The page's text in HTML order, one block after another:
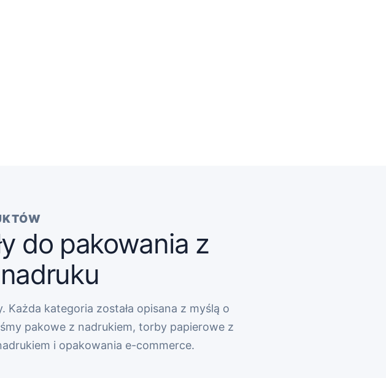
do pakowania z
kategoria została opisana z myślą o
pakowe z nadrukiem, torby papierowe z
i opakowania e-commerce.